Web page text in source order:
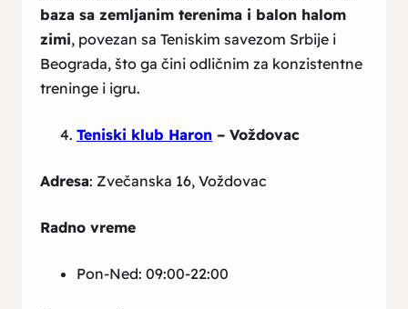
baza sa zemljanim terenima i balon halom
zimi, povezan sa Teniskim savezom Srbije i
Beograda, što ga čini odličnim za konzistentne
treninge i igru.
Teniski klub Haron – Voždovac
Adresa: Zvečanska 16, Voždovac
Radno vreme
Pon-Ned: 09:00-22:00